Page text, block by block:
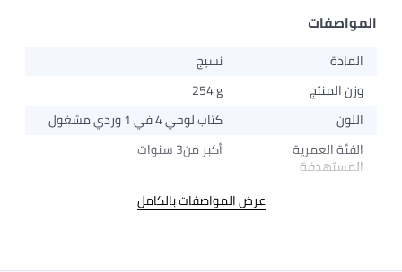
المواصفات
المادة
نسيج
وزن المنتج
254 g
اللون
كتاب لوحي 4 في 1 وردي مشغول
الفئة العمرية
المستهدفة
أكبر من3 سنوات
عرض المواصفات بالكامل